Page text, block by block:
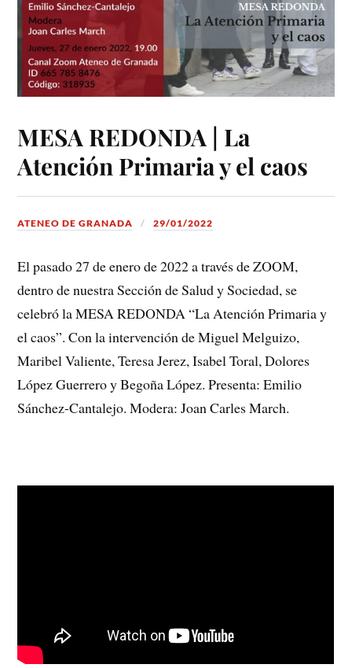
MESA REDONDA | La
Atención Primaria y el caos
ATENEO DE GRANADA 29/01/2022
El pasado 27 de enero de 2022 a través de ZOOM,
dentro de nuestra Sección de Salud y Sociedad, se
celebró la MESA REDONDA “La Atención Primaria y
el caos”. Con la intervención de Miguel Melguizo,
Maribel Valiente, Teresa Jerez, Isabel Toral, Dolores
López Guerrero y Begoña López. Presenta: Emilio
Sánchez-Cantalejo. Modera: Joan Carles March.